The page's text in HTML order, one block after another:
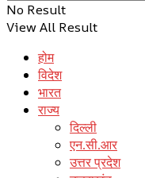
No Result
View All Result
होम
विदेश
भारत
राज्य
दिल्ली
एन.सी.आर
उत्तर प्रदेश